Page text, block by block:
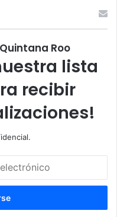
Roo
lista
recibir